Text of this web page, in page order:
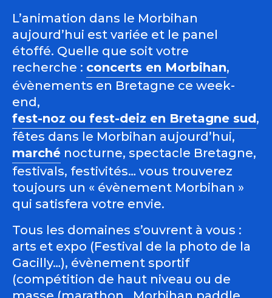
L’animation dans le Morbihan
aujourd’hui est variée et le panel
étoffé. Quelle que soit votre
recherche : concerts en Morbihan,
évènements en Bretagne ce week-
end,
fest-noz ou fest-deiz en Bretagne sud,
fêtes dans le Morbihan aujourd’hui,
marché nocturne, spectacle Bretagne,
festivals, festivités… vous trouverez
toujours un « évènement Morbihan »
qui satisfera votre envie.
Tous les domaines s’ouvrent à vous :
arts et expo (Festival de la photo de la
Gacilly…), évènement sportif
(compétition de haut niveau ou de